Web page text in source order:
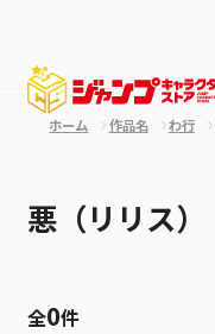
ホーム 作品名 わ行
悪（リリス）
全0件